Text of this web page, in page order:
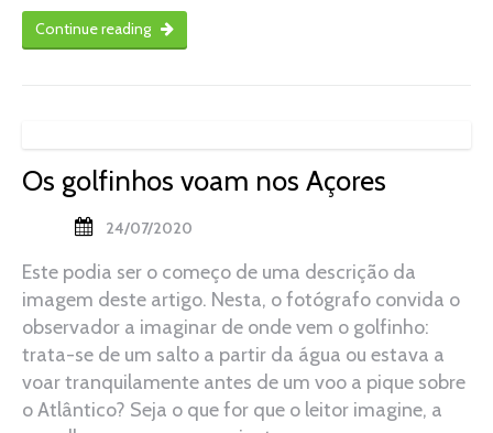
Continue reading
Os golfinhos voam nos Açores
24/07/2020
Este podia ser o começo de uma descrição da
imagem deste artigo. Nesta, o fotógrafo convida o
observador a imaginar de onde vem o golfinho:
trata-se de um salto a partir da água ou estava a
voar tranquilamente antes de um voo a pique sobre
o Atlântico? Seja o que for que o leitor imagine, a